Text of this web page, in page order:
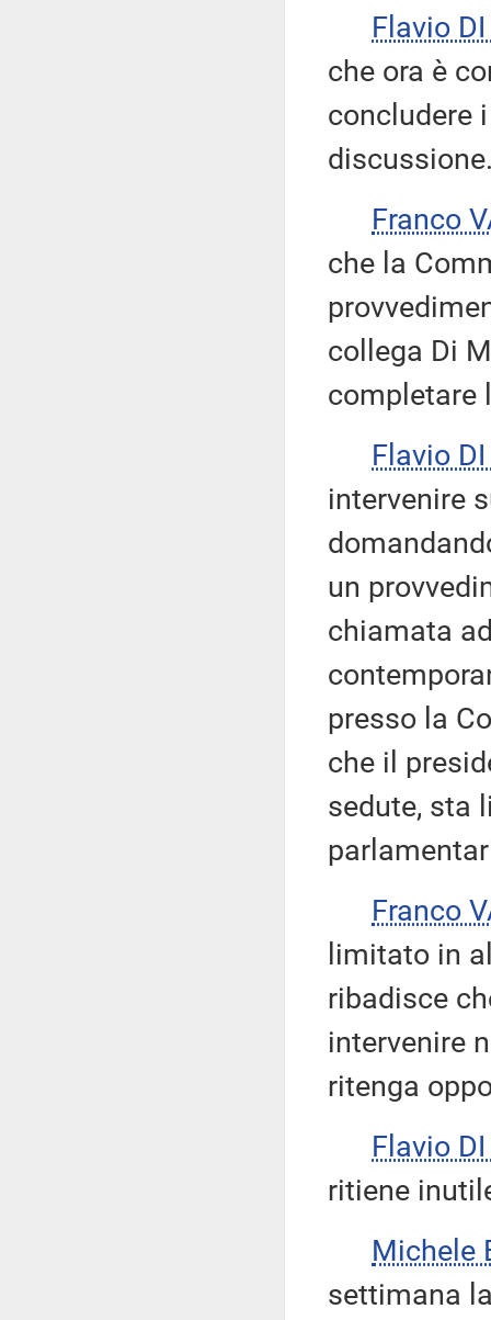
Flavio
che ora è
concludere
Franco
che la
collega Di
completare
Flavio
intervenire
un
chiamata
presso la
che il
sedute, sta
Franco
limitato in
ribadisce
intervenire
ritenga
Flavio
ritiene
Michele
settimana